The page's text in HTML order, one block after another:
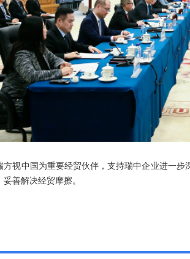
方视中国为重要经贸伙伴，支持瑞中企业进一
善解决经贸摩擦。